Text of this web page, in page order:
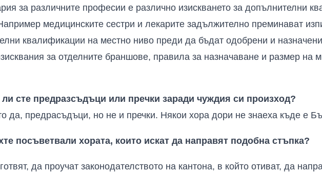
за различните професии е различно изискването за допълнителни
медицинските сестри и лекарите задължително преминават
квалификации на местно ниво преди да бъдат одобрени и
за отделните браншове, правила за назначаване и размер на
сте предразсъдъци или пречки заради чуждия си произход?
да, предрасъдъци, но не и пречки. Някои хора дори не знаеха къде е
посъветвали хората, които искат да направят подобна стъпка?
да проучат законодателството на кантона, в който отиват, да